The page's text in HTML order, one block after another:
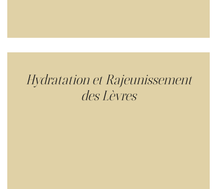
Hydratation et Rajeunissement
des Lèvres